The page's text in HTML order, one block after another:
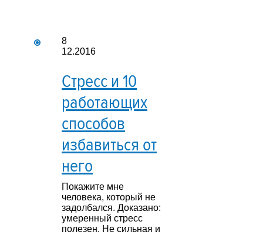
8
12.2016
Стресс и 10
работающих
способов
избавиться от
него
Покажите мне
человека, который не
задолбался. Доказано:
умеренный стресс
полезен. Не сильная и